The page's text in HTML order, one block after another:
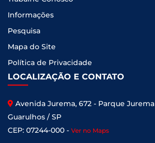
Informações
Pesquisa
Mapa do Site
Política de Privacidade
LOCALIZAÇÃO E CONTATO
Avenida Jurema, 672 - Parque Jurema
Guarulhos / SP
CEP: 07244-000 - Ver no Maps